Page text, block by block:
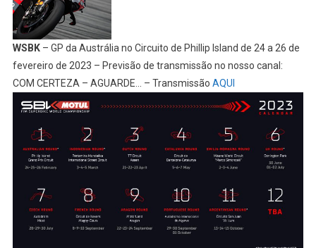
WSBK– GP da Austrália no Circuito de Phillip Island de 24 a 26 de
fevereiro de 2023 – Previsão de transmissão no nosso canal:
COM CERTEZA – AGUARDE… – Transmissão AQUI